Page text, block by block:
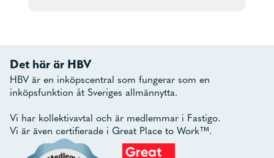
Det här är HBV
HBV är en inköpscentral som fungerar som en
inköpsfunktion åt Sveriges allmännytta.
Vi har kollektivavtal och är medlemmar i Fastigo.
Vi är även certifierade i Great Place to Work™.